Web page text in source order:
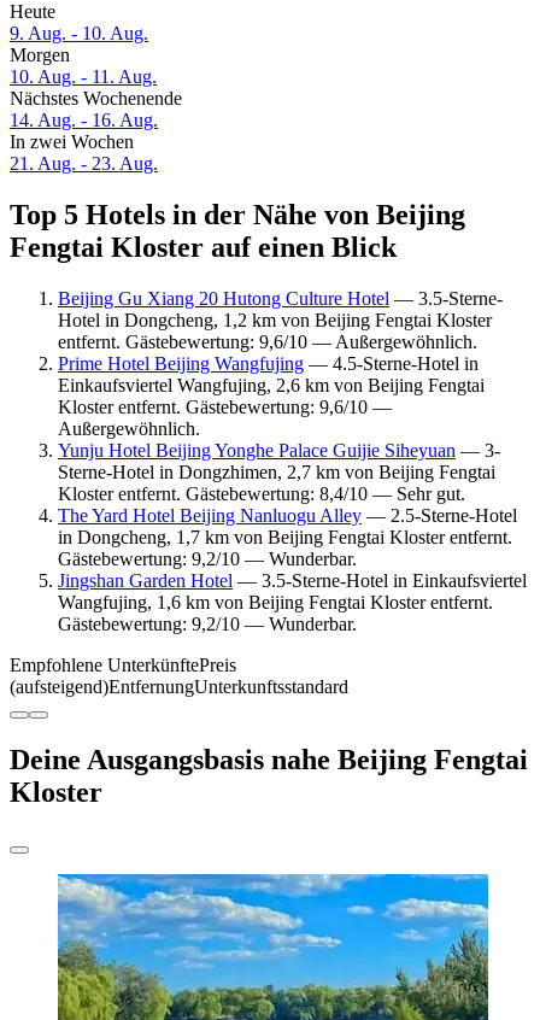
Heute
9. Aug. - 10. Aug.
Morgen
10. Aug. - 11. Aug.
Nächstes Wochenende
14. Aug. - 16. Aug.
In zwei Wochen
21. Aug. - 23. Aug.
Top 5 Hotels in der Nähe von Beijing
Fengtai Kloster auf einen Blick
Beijing Gu Xiang 20 Hutong Culture Hotel — 3.5-Sterne-
Hotel in Dongcheng, 1,2 km von Beijing Fengtai Kloster
entfernt. Gästebewertung: 9,6/10 — Außergewöhnlich.
Prime Hotel Beijing Wangfujing — 4.5-Sterne-Hotel in
Einkaufsviertel Wangfujing, 2,6 km von Beijing Fengtai
Kloster entfernt. Gästebewertung: 9,6/10 —
Außergewöhnlich.
Yunju Hotel Beijing Yonghe Palace Guijie Siheyuan — 3-
Sterne-Hotel in Dongzhimen, 2,7 km von Beijing Fengtai
Kloster entfernt. Gästebewertung: 8,4/10 — Sehr gut.
The Yard Hotel Beijing Nanluogu Alley — 2.5-Sterne-Hotel
in Dongcheng, 1,7 km von Beijing Fengtai Kloster entfernt.
Gästebewertung: 9,2/10 — Wunderbar.
Jingshan Garden Hotel — 3.5-Sterne-Hotel in Einkaufsviertel
Wangfujing, 1,6 km von Beijing Fengtai Kloster entfernt.
Gästebewertung: 9,2/10 — Wunderbar.
Empfohlene UnterkünftePreis
(aufsteigend)EntfernungUnterkunftsstandard
Deine Ausgangsbasis nahe Beijing Fengtai
Kloster